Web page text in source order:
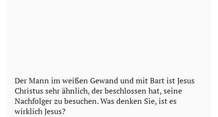
Der Mann im weißen Gewand und mit Bart ist Jesus
Christus sehr ähnlich, der beschlossen hat, seine
Nachfolger zu besuchen. Was denken Sie, ist es
wirklich Jesus?